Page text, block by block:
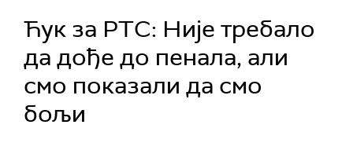
Ћук за РТС: Није требало
да дође до пенала, али
смо показали да смо
бољи